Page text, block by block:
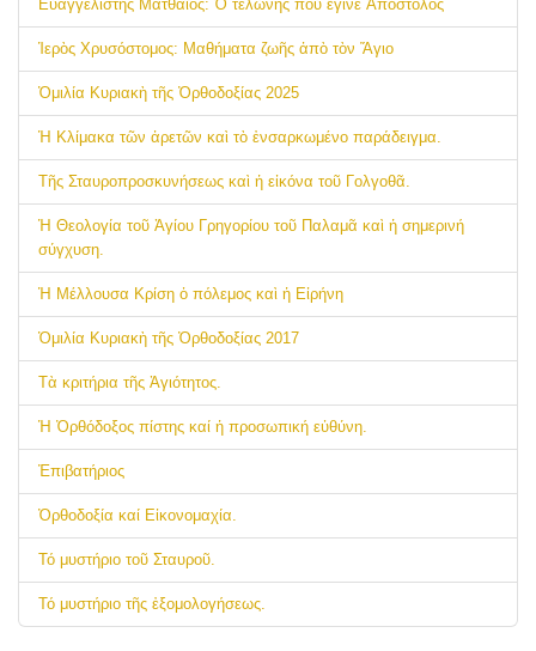
Εὐαγγελιστὴς Ματθαῖος: Ὁ τελώνης ποὺ ἔγινε Ἀπόστολος
Ἱερὸς Χρυσόστομος: Μαθήματα ζωῆς ἀπὸ τὸν Ἅγιο
Ὁμιλία Κυριακὴ τῆς Ὀρθοδοξίας 2025
Ἡ Κλίμακα τῶν ἀρετῶν καὶ τὸ ἐνσαρκωμένο παράδειγμα.
Τῆς Σταυροπροσκυνήσεως καὶ ἡ εἰκόνα τοῦ Γολγοθᾶ.
Ἡ Θεολογία τοῦ Ἁγίου Γρηγορίου τοῦ Παλαμᾶ καὶ ἡ σημερινή
σύγχυση.
Ἡ Μέλλουσα Κρίση ὁ πόλεμος καὶ ἡ Εἰρήνη
Ὁμιλία Κυριακὴ τῆς Ὀρθοδοξίας 2017
Τὰ κριτήρια τῆς Ἁγιότητος.
Ἡ Ὀρθόδοξος πίστης καί ἡ προσωπική εὐθύνη.
Ἐπιβατήριος
Ὀρθοδοξία καί Εἰκονομαχία.
Τό μυστήριο τοῦ Σταυροῦ.
Τό μυστήριο τῆς ἐξομολογήσεως.